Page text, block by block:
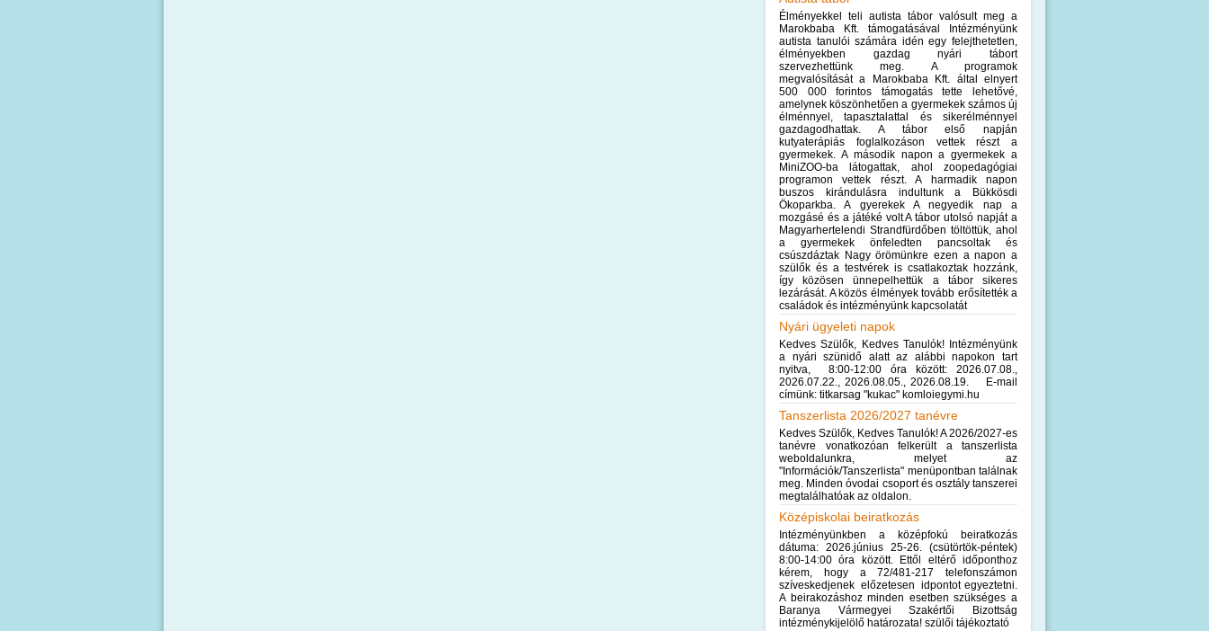
Élményekkel teli autista tábor valósult meg a
Marokbaba Kft. támogatásával Intézményünk
autista tanulói számára idén egy felejthetetlen,
élményekben gazdag nyári tábort
szervezhettünk meg. A programok
megvalósítását a Marokbaba Kft. által elnyert
500 000 forintos támogatás tette lehetővé,
amelynek köszönhetően a gyermekek számos új
élménnyel, tapasztalattal és sikerélménnyel
gazdagodhattak. A tábor első napján
kutyaterápiás foglalkozáson vettek részt a
gyermekek. A második napon a gyermekek a
MiniZOO-ba látogattak, ahol zoopedagógiai
programon vettek részt. A harmadik napon
buszos kirándulásra indultunk a Bükkösdi
Ökoparkba. A gyerekek A negyedik nap a
mozgásé és a játéké volt A tábor utolsó napját a
Magyarhertelendi Strandfürdőben töltöttük, ahol
a gyermekek önfeledten pancsoltak és
csúszdáztak Nagy örömünkre ezen a napon a
szülők és a testvérek is csatlakoztak hozzánk,
így közösen ünnepelhettük a tábor sikeres
lezárását. A közös élmények tovább erősítették a
családok és intézményünk kapcsolatát
Nyári ügyeleti napok
Kedves Szülők, Kedves Tanulók! Intézményünk
a nyári szünidő alatt az alábbi napokon tart
nyitva, 8:00-12:00 óra között: 2026.07.08.,
2026.07.22., 2026.08.05., 2026.08.19. E-mail
címünk: titkarsag "kukac" komloiegymi.hu
Tanszerlista 2026/2027 tanévre
Kedves Szülők, Kedves Tanulók! A 2026/2027-es
tanévre vonatkozóan felkerült a tanszerlista
weboldalunkra, melyet az
"Információk/Tanszerlista" menüpontban találnak
meg. Minden óvodai csoport és osztály tanszerei
megtalálhatóak az oldalon.
Középiskolai beiratkozás
Intézményünkben a középfokú beiratkozás
dátuma: 2026.június 25-26. (csütörtök-péntek)
8:00-14:00 óra között. Ettől eltérő időponthoz
kérem, hogy a 72/481-217 telefonszámon
szíveskedjenek előzetesen idpontot egyeztetni.
A beirakozáshoz minden esetben szükséges a
Baranya Vármegyei Szakértői Bizottság
intézménykijelölő határozata! szülői tájékoztató